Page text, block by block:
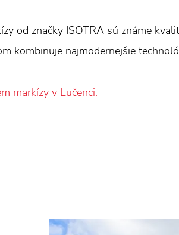
od značky ISOTRA sú známe
kombinuje najmodernejšie
markízy v Lučenci.